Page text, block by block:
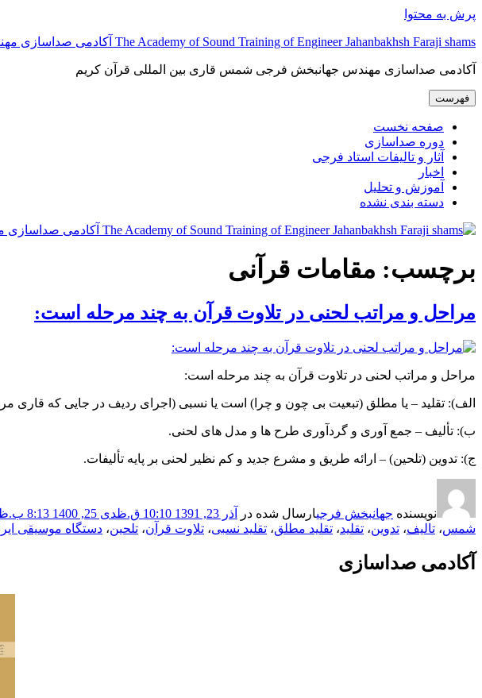
پرش به محتوا
The Academy of Sound Training of Engineer Jahanbakhsh Faraji shams آکادمی صداسازی مهندس جهانبخش فرجی شمس
آکادمی صداسازی مهندس جهانبخش فرجی شمس قاری بین المللی قرآن کریم
فهرست
صفحه نخست
دوره صداسازی
آثار و تالیفات استاد فرجی
اخبار
آموزش و تحلیل
دسته بندی نشده
برچسب: مقامات قرآنی
مراحل و مراتب لحنی در تلاوت قرآن به چند مرحله است:
مراحل و مراتب لحنی در تلاوت قرآن به چند مرحله است:
الف): تقلید – یا مطلق (تبعیت بی چون و چرا) است یا نسبی (اجرای ردیف در جایی که قاری
ب): تألیف – جمع آوری و گردآوری طرح ها و مدل های لحنی.
ج): تدوین (تلحین) – ارائه طریق و مشرع جدید و کم نظیر لحنی بر پایه تألیفات.
نویسنده جهانبخش فرجیارسال شده در آذر 23, 1391 10:10 ق.ظ دی 25, 1400 8:13 ب.ظ
شمس، تالیف، تدوین، تقلید، تقلید مطلق، تقلید نسبی، تلاوت قرآن، تلحین، دستگاه موسیقی
آکادمی صداسازی